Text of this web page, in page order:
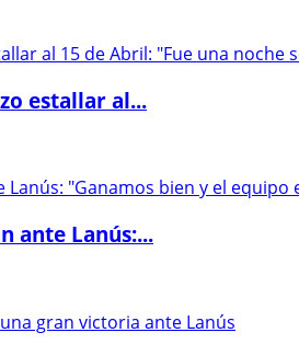
estallar al...
ante Lanús:...